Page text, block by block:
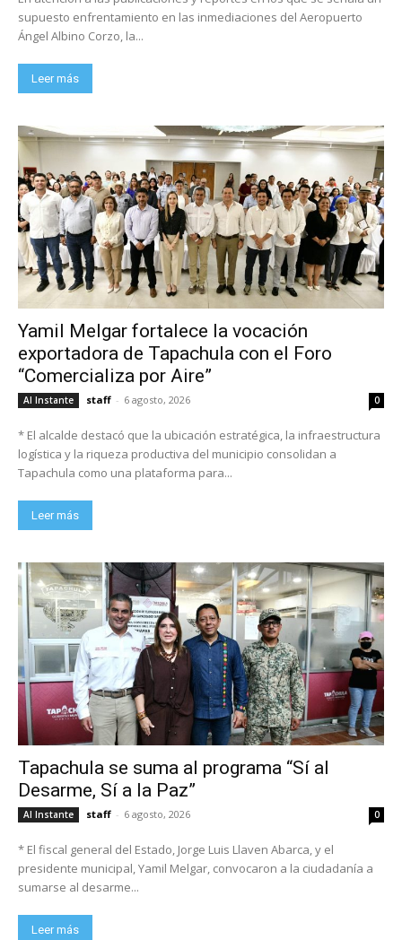
supuesto enfrentamiento en las inmediaciones del Aeropuerto
Ángel Albino Corzo, la...
Leer más
Yamil Melgar fortalece la vocación
exportadora de Tapachula con el Foro
“Comercializa por Aire”
Al Instante staff - 6 agosto, 2026 0
* El alcalde destacó que la ubicación estratégica, la infraestructura
logística y la riqueza productiva del municipio consolidan a
Tapachula como una plataforma para...
Leer más
Tapachula se suma al programa “Sí al
Desarme, Sí a la Paz”
Al Instante staff - 6 agosto, 2026 0
* El fiscal general del Estado, Jorge Luis Llaven Abarca, y el
presidente municipal, Yamil Melgar, convocaron a la ciudadanía a
sumarse al desarme...
Leer más